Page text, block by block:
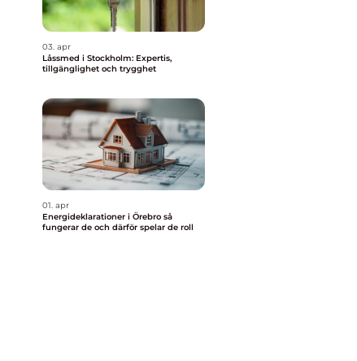
03. apr
Låssmed i Stockholm: Expertis,
tillgänglighet och trygghet
01. apr
Energideklarationer i Örebro så
fungerar de och därför spelar de roll